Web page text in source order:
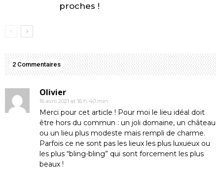
proches !
2 Commentaires
Olivier
16 avril 2021 at 16 h 40 min
Merci pour cet article ! Pour moi le lieu idéal doit
être hors du commun : un joli domaine, un château
ou un lieu plus modeste mais rempli de charme.
Parfois ce ne sont pas les lieux les plus luxueux ou
les plus “bling-bling” qui sont forcement les plus
beaux !